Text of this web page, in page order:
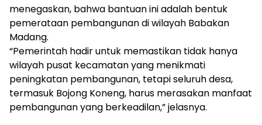
menegaskan, bahwa bantuan ini adalah bentuk
pemerataan pembangunan di wilayah Babakan
Madang.
“Pemerintah hadir untuk memastikan tidak hanya
wilayah pusat kecamatan yang menikmati
peningkatan pembangunan, tetapi seluruh desa,
termasuk Bojong Koneng, harus merasakan manfaat
pembangunan yang berkeadilan,” jelasnya.